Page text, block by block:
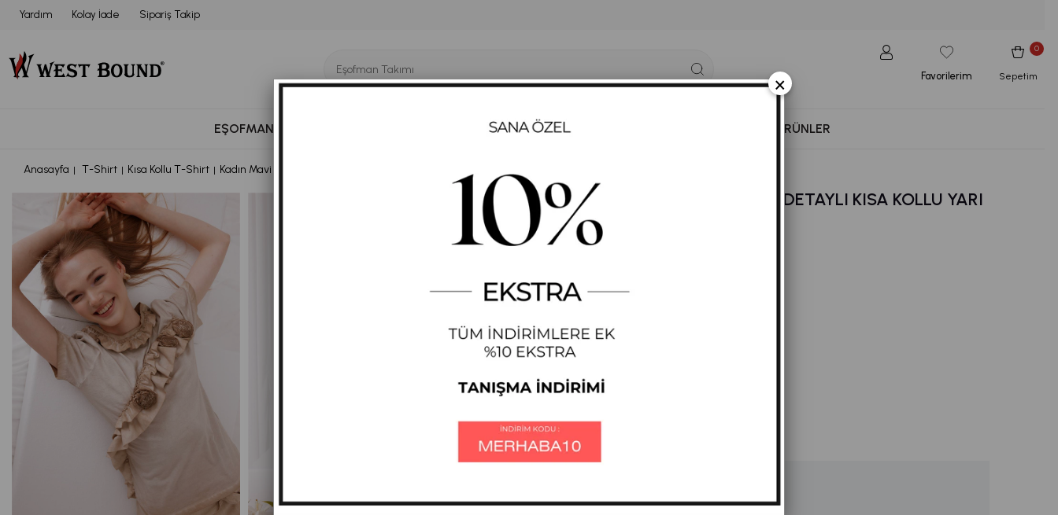
Yardım Kolay İade Sipariş Takip
Sepetim
0
Favorilerim
EŞOFMAN TAKIMI ELBISE SWEATSHIRT YENI ÜRÜNLER
Anasayfa T-Shirt Kısa Kollu T-Shirt Kadın Mavi Renk Gül Ve Yaka Detaylı Kısa Kollu Yarı Batik T-Shirt
KADIN MAVI RENK GÜL VE YAKA DETAYLI KISA KOLLU YARI
BATIK T-SHIRT
STOK KODU (SV16)
₺246,51
Diğer Renkleri
×